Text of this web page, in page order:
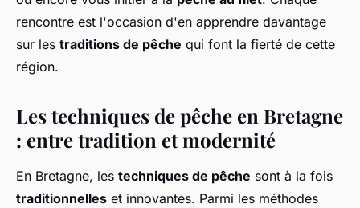
rencontre est l'occasion d'en apprendre davantage
sur les traditions de pêche qui font la fierté de cette
région.
Les techniques de pêche en Bretagne
: entre tradition et modernité
En Bretagne, les techniques de pêche sont à la fois
traditionnelles et innovantes. Parmi les méthodes